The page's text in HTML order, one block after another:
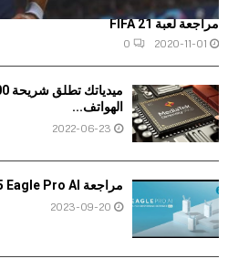
مراجعة لعبة FIFA 21
2020-11-01
0
الهواتف...
2022-06-23
مراجعة D-Link E15 Eagle Pro AI
2023-09-20